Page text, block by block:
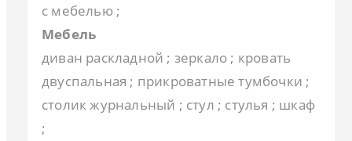
с мебелью ;
Мебель
диван раскладной ; зеркало ; кровать
двуспальная ; прикроватные тумбочки ;
столик журнальный ; стул ; стулья ; шкаф
;